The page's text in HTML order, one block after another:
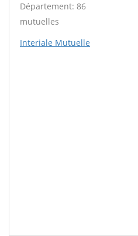
Département: 86
mutuelles
Interiale Mutuelle